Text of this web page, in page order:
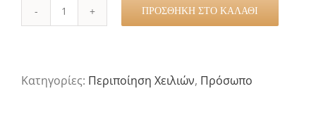
Lip
ΠΡΟΣΘΉΚΗ ΣΤΟ ΚΑΛΆΘΙ
Κατηγορίες: Περιποίηση Χειλιών, Πρόσωπο